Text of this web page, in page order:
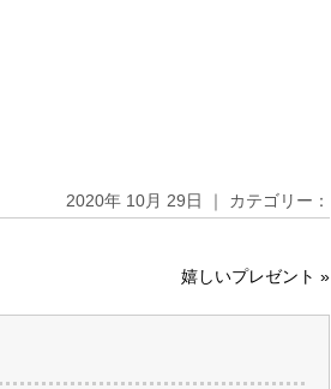
2020年 10月 29日 ｜ カテゴリー：
嬉しいプレゼント »